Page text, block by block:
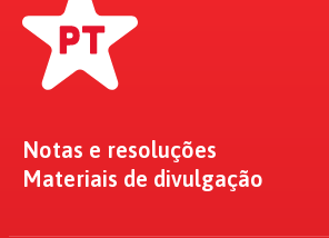
Notas e resoluções
Materiais de divulgação